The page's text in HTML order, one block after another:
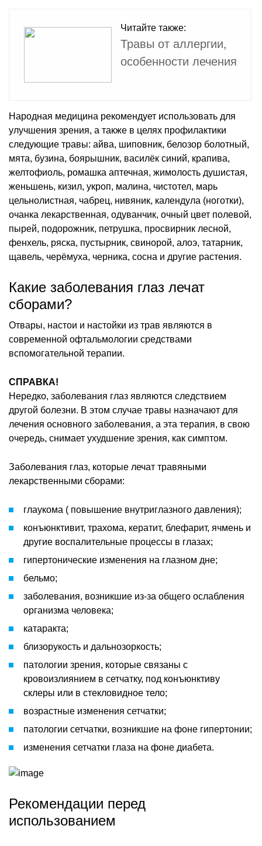
Читайте также:
Травы от аллергии,
особенности лечения
Народная медицина рекомендует использовать для
улучшения зрения, а также в целях профилактики
следующие травы: айва, шиповник, белозор болотный,
мята, бузина, боярышник, василёк синий, крапива,
желтофиоль, ромашка аптечная, жимолость душистая,
женьшень, кизил, укроп, малина, чистотел, марь
цельнолистная, чабрец, нивяник, календула (ноготки),
очанка лекарственная, одуванчик, очный цвет полевой,
пырей, подорожник, петрушка, просвирник лесной,
фенхель, ряска, пустырник, свинорой, алоэ, татарник,
щавель, черёмуха, черника, сосна и другие растения.
Какие заболевания глаз лечат
сборами?
Отвары, настои и настойки из трав являются в
современной офтальмологии средствами
вспомогательной терапии.
СПРАВКА!
Нередко, заболевания глаз являются следствием
другой болезни. В этом случае травы назначают для
лечения основного заболевания, а эта терапия, в свою
очередь, снимает ухудшение зрения, как симптом.
Заболевания глаз, которые лечат травяными
лекарственными сборами:
глаукома ( повышение внутриглазного давления);
конъюнктивит, трахома, кератит, блефарит, ячмень и
другие воспалительные процессы в глазах;
гипертонические изменения на глазном дне;
бельмо;
заболевания, возникшие из-за общего ослабления
организма человека;
катаракта;
близорукость и дальнозоркость;
патологии зрения, которые связаны с
кровоизлиянием в сетчатку, под конъюнктиву
склеры или в стекловидное тело;
возрастные изменения сетчатки;
патологии сетчатки, возникшие на фоне гипертонии;
изменения сетчатки глаза на фоне диабета.
Рекомендации перед
использованием